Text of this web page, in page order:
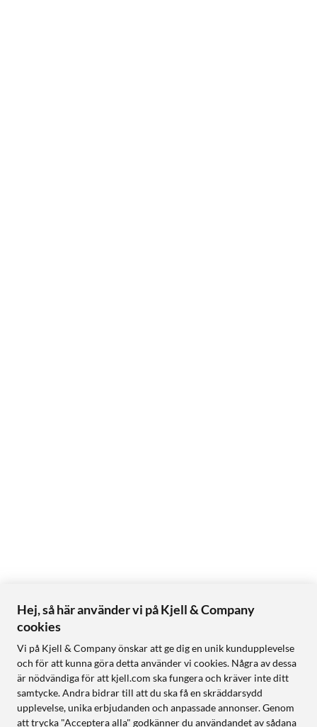
Hej, så här använder vi på Kjell & Company
cookies
Vi på Kjell & Company önskar att ge dig en unik kundupplevelse
och för att kunna göra detta använder vi cookies. Några av dessa
är nödvändiga för att kjell.com ska fungera och kräver inte ditt
samtycke. Andra bidrar till att du ska få en skräddarsydd
upplevelse, unika erbjudanden och anpassade annonser. Genom
att trycka "Acceptera alla" godkänner du användandet av sådana